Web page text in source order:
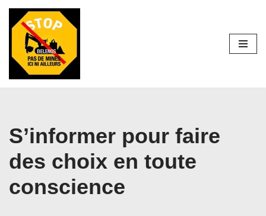
Aller
contenu
S’informer pour faire
des choix en toute
conscience